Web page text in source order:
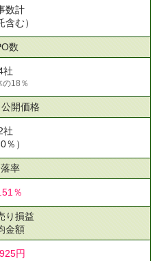
数計
含む）
数
社
の18％
開価格
社
％）
率
％
り損益
金額
円